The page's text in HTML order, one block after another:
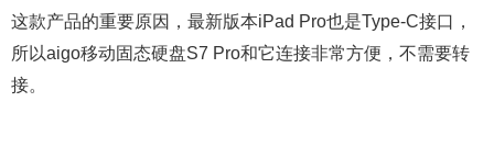
这款产品的重要原因，最新版本iPad Pro也是Type-C接口，
所以aigo移动固态硬盘S7 Pro和它连接非常方便，不需要转
接。